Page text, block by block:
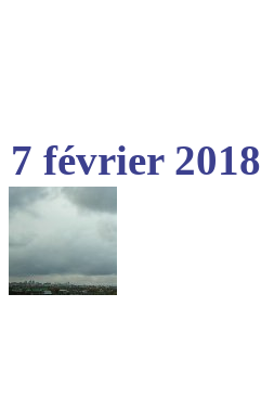
7 février 2018